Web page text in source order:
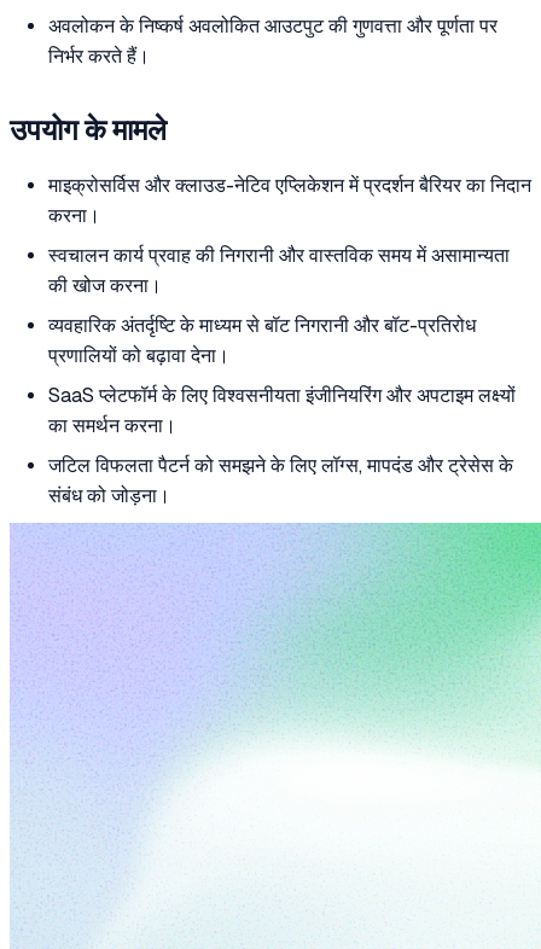
अवलोकन के निष्कर्ष अवलोकित आउटपुट की गुणवत्ता और पूर्णता पर
निर्भर करते हैं।
उपयोग के मामले
माइक्रोसर्विस और क्लाउड-नेटिव एप्लिकेशन में प्रदर्शन बैरियर का निदान
करना।
स्वचालन कार्य प्रवाह की निगरानी और वास्तविक समय में असामान्यता
की खोज करना।
व्यवहारिक अंतर्दृष्टि के माध्यम से बॉट निगरानी और बॉट-प्रतिरोध
प्रणालियों को बढ़ावा देना।
SaaS प्लेटफॉर्म के लिए विश्वसनीयता इंजीनियरिंग और अपटाइम लक्ष्यों
का समर्थन करना।
जटिल विफलता पैटर्न को समझने के लिए लॉग्स, मापदंड और ट्रेसेस के
संबंध को जोड़ना।